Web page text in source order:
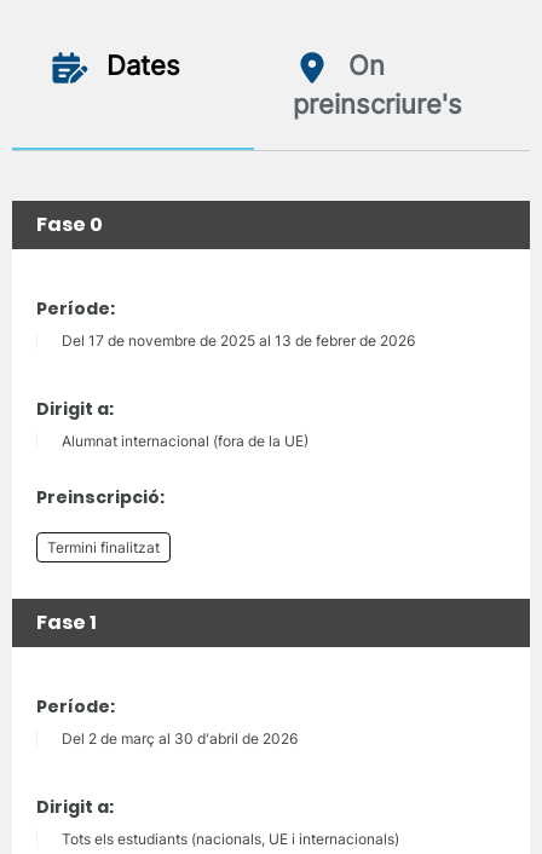
Dates
On
preinscriure's
Fase 0
Període:
Del 17 de novembre de 2025 al 13 de febrer de 2026
Dirigit a:
Alumnat internacional (fora de la UE)
Preinscripció:
Termini finalitzat
Fase 1
Període:
Del 2 de març al 30 d'abril de 2026
Dirigit a:
Tots els estudiants (nacionals, UE i internacionals)